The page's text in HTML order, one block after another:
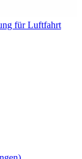
für Luftfahrt